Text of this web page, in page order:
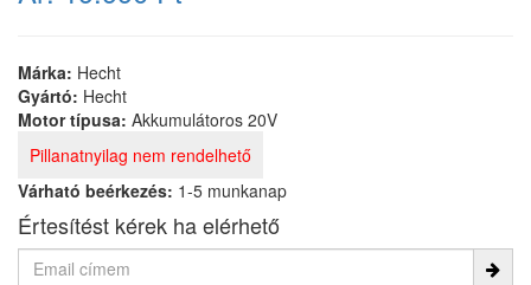
Márka: Hecht
Gyártó: Hecht
Motor típusa: Akkumulátoros 20V
Pillanatnyilag nem rendelhető
Várható beérkezés: 1-5 munkanap
Értesítést kérek ha elérhető